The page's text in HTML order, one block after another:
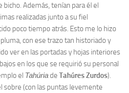
Además, tenían para él el
realizadas junto a su fiel
poco tiempo atrás. Esto me lo hizo
con ese trazo tan historiado y
ver en las portadas y hojas interiores
en los que se requirió su personal
el Tahúriade Tahúres Zurdos).
sobre (con las puntas levemente